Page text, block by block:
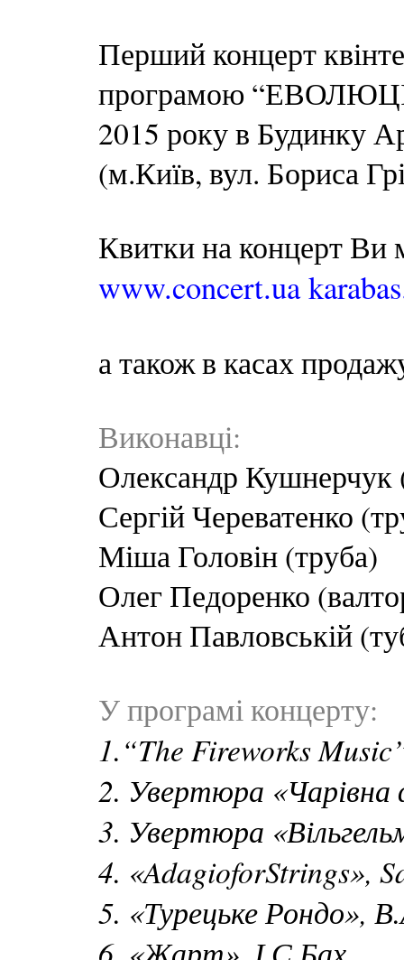
Перший концерт
програмою
2015 року в Будинку
(м.Київ, вул. Бориса
Квитки на концерт Ви
www.concert.ua
а також в касах
Виконавці:
Олександр Кушнерчук
Сергій Череватенко
Міша Головін (труба)
Олег Педоренко
Антон Павловській
У програмі концерту:
1.“The Fireworks
2. Увертюра
3. Увертюра
4. «AdagioforStrings»,
5. «Турецьке Рондо»,